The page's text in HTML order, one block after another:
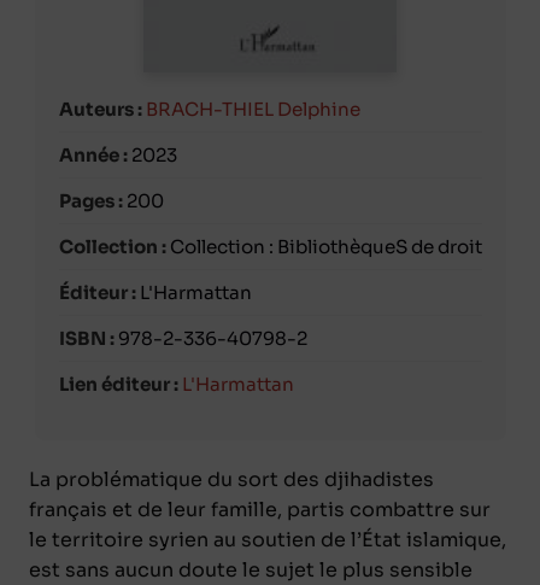
Auteurs : BRACH-THIEL Delphine
Année :2023
Pages :200
Collection :Collection : BibliothèqueS de droit
Éditeur :L'Harmattan
ISBN :978-2-336-40798-2
Lien éditeur : L'Harmattan
La problématique du sort des djihadistes
français et de leur famille, partis combattre sur
le territoire syrien au soutien de l’État islamique,
est sans aucun doute le sujet le plus sensible